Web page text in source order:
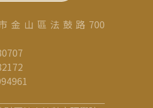
金 山 區 法 鼓 路 700